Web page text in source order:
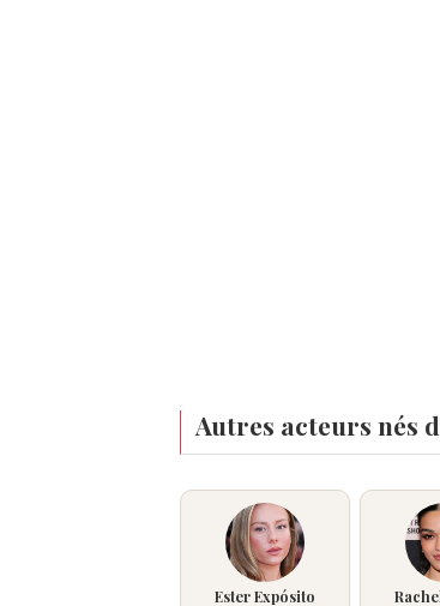
Autres acteurs nés
Ester Expósito